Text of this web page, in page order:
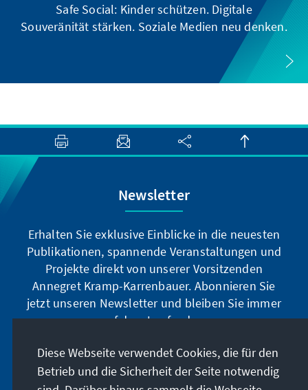
Safe Social: Kinder schützen. Digitale
Souveränität stärken. Soziale Medien neu denken.
Newsletter
Erhalten Sie exklusive Einblicke in die neuesten
Publikationen, spannende Veranstaltungen und
Projekte direkt von unserer Vorsitzenden
Annegret Kramp-Karrenbauer. Abonnieren Sie
jetzt unseren Newsletter und bleiben Sie immer
auf dem Laufenden.
Jetzt abonnieren
Diese Webseite verwendet Cookies, die für den
Betrieb und die Sicherheit der Seite notwendig